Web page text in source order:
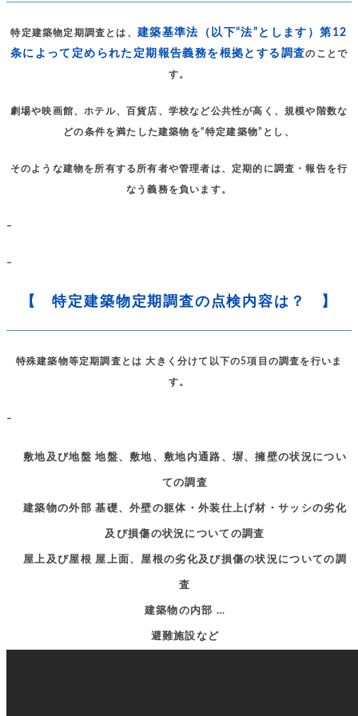
特定建築物定期調査とは、 建築基準法（以下“法”とします）第12
条によって定められた定期報告義務を根拠とする調査のことで
す。
劇場や映画館、ホテル、百貨店、学校など公共性が高く、規模や階数な
どの条件を満たした建築物を“特定建築物”とし、
そのような建物を所有する所有者や管理者は、定期的に調査・報告を行
なう義務を負います。
–
–
【 特定建築物定期調査の点検内容は？ 】
特殊建築物等定期調査とは 大きく分けて以下の5項目の調査を行いま
す。
–
敷地及び地盤 地盤、敷地、敷地内通路、塀、擁壁の状況につい
ての調査
建築物の外部 基礎、外壁の躯体・外装仕上げ材・サッシの劣化
及び損傷の状況についての調査
屋上及び屋根 屋上面、屋根の劣化及び損傷の状況についての調
査
建築物の内部 …
避難施設など